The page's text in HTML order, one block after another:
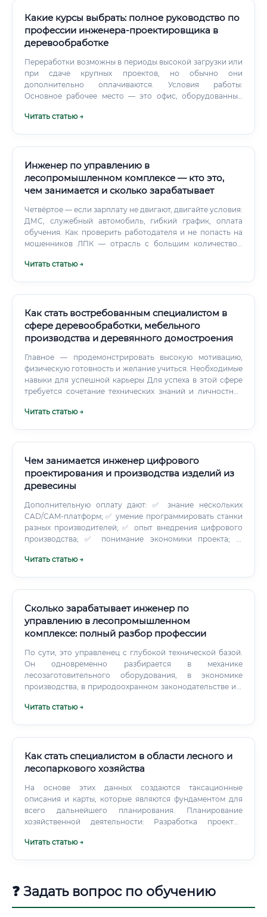
Какие курсы выбрать: полное руководство по
профессии инженера-проектировщика в
деревообработке
Переработки возможны в периоды высокой загрузки или
при сдаче крупных проектов, но обычно они
дополнительно оплачиваются. Условия работы:
Основное рабочее место — это офис, оборудованный
удобно для работы с чертежами и 3D-моделями).
Читать статью →
Инженер по управлению в
лесопромышленном комплексе — кто это,
чем занимается и сколько зарабатывает
Четвёртое — если зарплату не двигают, двигайте условия:
ДМС, служебный автомобиль, гибкий график, оплата
обучения. Как проверить работодателя и не попасть на
мошенников ЛПК — отрасль с большим количеством
компании с серыми схемами, задержками зарплат и
Читать статью →
Как стать востребованным специалистом в
сфере деревообработки, мебельного
производства и деревянного домостроения
Главное — продемонстрировать высокую мотивацию,
физическую готовность и желание учиться. Необходимые
навыки для успешной карьеры Для успеха в этой сфере
требуется сочетание технических знаний и личностных
читать чертежи и техническую документацию.
Читать статью →
Чем занимается инженер цифрового
проектирования и производства изделий из
древесины
Дополнительную оплату дают: ✅ знание нескольких
CAD/CAM-платформ; ✅ умение программировать станки
разных производителей; ✅ опыт внедрения цифрового
производства; ✅ понимание экономики проекта; ✅
работы с массивом и клеёными конструкциями; ✅
снижение брака, экономию материала, сокращение
сроков и способность решать реальные
производственные проблемы.
Читать статью →
Сколько зарабатывает инженер по
управлению в лесопромышленном
комплексе: полный разбор профессии
По сути, это управленец с глубокой технической базой.
Он одновременно разбирается в механике
лесозаготовительного оборудования, в экономике
производства, в природоохранном законодательстве и в
Читать статью →
Как стать специалистом в области лесного и
лесопаркового хозяйства
На основе этих данных создаются таксационные
описания и карты, которые являются фундаментом для
всего дальнейшего планирования. Планирование
хозяйственной деятельности: Разработка проектов
санитарных), мероприятий по лесовосстановлению.
патрулирование), борьба с вредителями и болезнями
леса, а также противодействие незаконным рубкам и
Читать статью →
❓ Задать вопрос по обучению